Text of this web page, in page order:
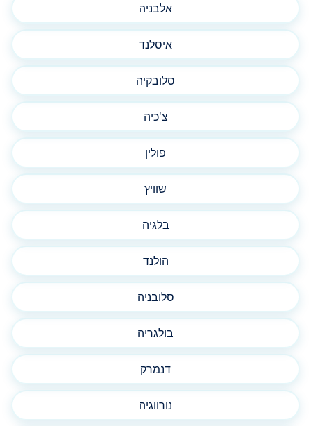
אלבניה
איסלנד
סלובקיה
צ'כיה
פולין
שוויץ
בלגיה
הולנד
סלובניה
בולגריה
דנמרק
נורווגיה